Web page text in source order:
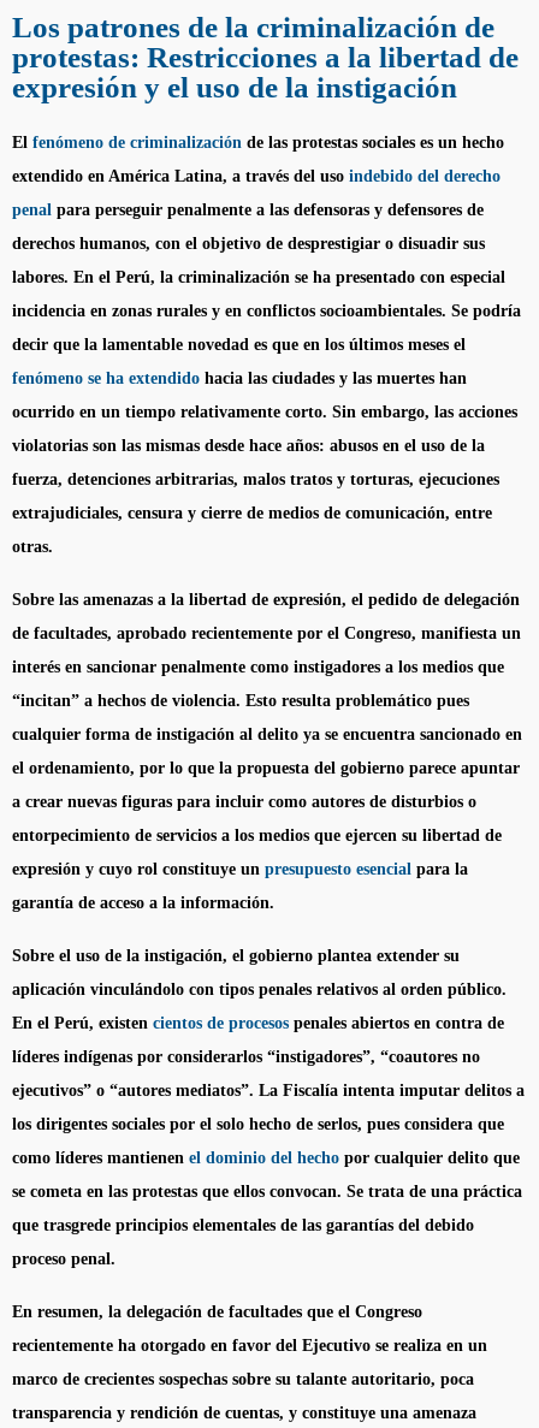
Los patrones de la criminalización de
protestas: Restricciones a la libertad de
expresión y el uso de la instigación
El fenómeno de criminalización de las protestas sociales es un hecho
extendido en América Latina, a través del uso indebido del derecho
penal para perseguir penalmente a las defensoras y defensores de
derechos humanos, con el objetivo de desprestigiar o disuadir sus
labores. En el Perú, la criminalización se ha presentado con especial
incidencia en zonas rurales y en conflictos socioambientales. Se podría
decir que la lamentable novedad es que en los últimos meses el
fenómeno se ha extendido hacia las ciudades y las muertes han
ocurrido en un tiempo relativamente corto. Sin embargo, las acciones
violatorias son las mismas desde hace años: abusos en el uso de la
fuerza, detenciones arbitrarias, malos tratos y torturas, ejecuciones
extrajudiciales, censura y cierre de medios de comunicación, entre
otras.
Sobre las amenazas a la libertad de expresión, el pedido de delegación
de facultades, aprobado recientemente por el Congreso, manifiesta un
interés en sancionar penalmente como instigadores a los medios que
“incitan” a hechos de violencia. Esto resulta problemático pues
cualquier forma de instigación al delito ya se encuentra sancionado en
el ordenamiento, por lo que la propuesta del gobierno parece apuntar
a crear nuevas figuras para incluir como autores de disturbios o
entorpecimiento de servicios a los medios que ejercen su libertad de
expresión y cuyo rol constituye un presupuesto esencial para la
garantía de acceso a la información.
Sobre el uso de la instigación, el gobierno plantea extender su
aplicación vinculándolo con tipos penales relativos al orden público.
En el Perú, existen cientos de procesos penales abiertos en contra de
líderes indígenas por considerarlos “instigadores”, “coautores no
ejecutivos” o “autores mediatos”. La Fiscalía intenta imputar delitos a
los dirigentes sociales por el solo hecho de serlos, pues considera que
como líderes mantienen el dominio del hecho por cualquier delito que
se cometa en las protestas que ellos convocan. Se trata de una práctica
que trasgrede principios elementales de las garantías del debido
proceso penal.
En resumen, la delegación de facultades que el Congreso
recientemente ha otorgado en favor del Ejecutivo se realiza en un
marco de crecientes sospechas sobre su talante autoritario, poca
transparencia y rendición de cuentas, y constituye una amenaza